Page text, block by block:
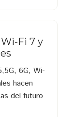
Wi-Fi 7 y
6G, Wi-
hacen
del futuro